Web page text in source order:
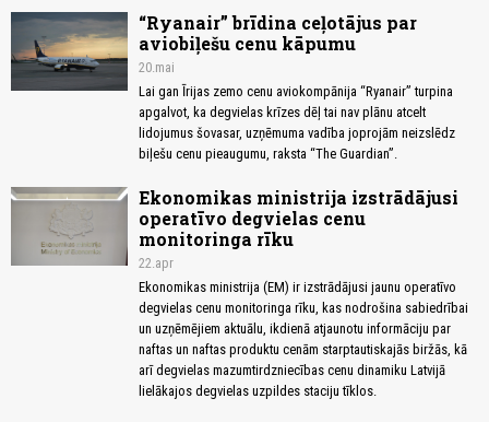
“Ryanair” brīdina ceļotājus par
aviobiļešu cenu kāpumu
20.mai
Lai gan Īrijas zemo cenu aviokompānija “Ryanair” turpina
apgalvot, ka degvielas krīzes dēļ tai nav plānu atcelt
lidojumus šovasar, uzņēmuma vadība joprojām neizslēdz
biļešu cenu pieaugumu, raksta “The Guardian”.
Ekonomikas ministrija izstrādājusi
operatīvo degvielas cenu
monitoringa rīku
22.apr
Ekonomikas ministrija (EM) ir izstrādājusi jaunu operatīvo
degvielas cenu monitoringa rīku, kas nodrošina sabiedrībai
un uzņēmējiem aktuālu, ikdienā atjaunotu informāciju par
naftas un naftas produktu cenām starptautiskajās biržās, kā
arī degvielas mazumtirdzniecības cenu dinamiku Latvijā
lielākajos degvielas uzpildes staciju tīklos.